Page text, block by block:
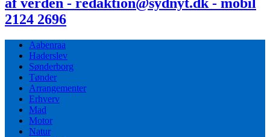
2124 2696
Aabenraa
Haderslev
Sønderborg
Tønder
Arrangementer
Erhverv
Mad
Motor
Natur